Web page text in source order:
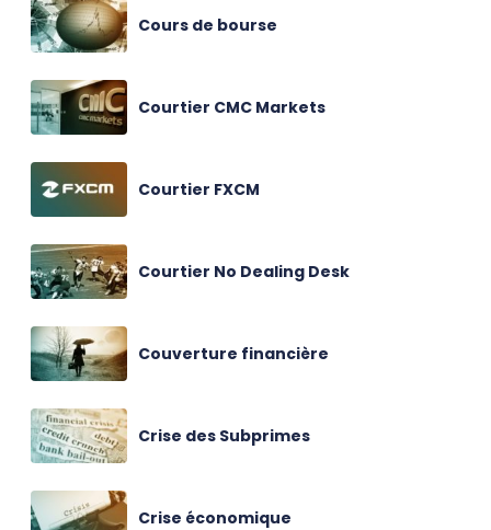
Cours de bourse
Courtier CMC Markets
Courtier FXCM
Courtier No Dealing Desk
Couverture financière
Crise des Subprimes
Crise économique